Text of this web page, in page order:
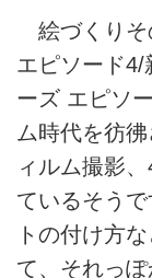
絵づくりそ
エピソード4/
ーズ エピソ
ム時代を彷
ィルム撮影
ているそう
トの付け方
て、それっぽ